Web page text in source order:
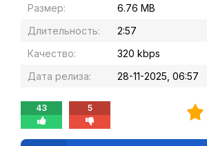
Размер:
6.76 MB
Длительность:
2:57
Качество:
320 kbps
Дата релиза:
28-11-2025, 06:57
43 5